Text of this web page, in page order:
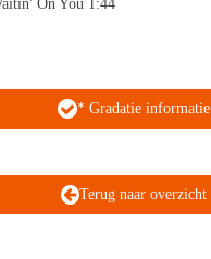
On You 1:44
* Gradatie informatie
Terug naar overzicht